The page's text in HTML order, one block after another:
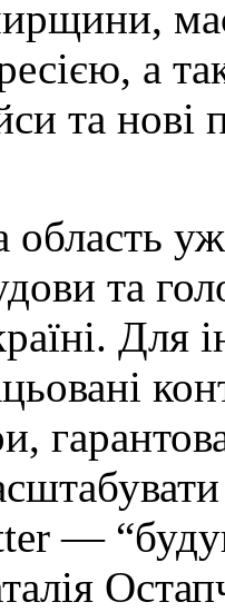
а
та
та
Для
—